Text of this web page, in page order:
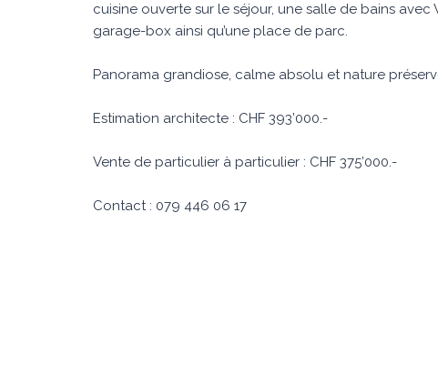
cuisine ouverte sur le séjour, une salle de bains
garage-box ainsi qu’une place de parc.
Panorama grandiose, calme absolu et nature
Estimation architecte : CHF 393’000.-
Vente de particulier à particulier : CHF 375’000.-
Contact : 079 446 06 17